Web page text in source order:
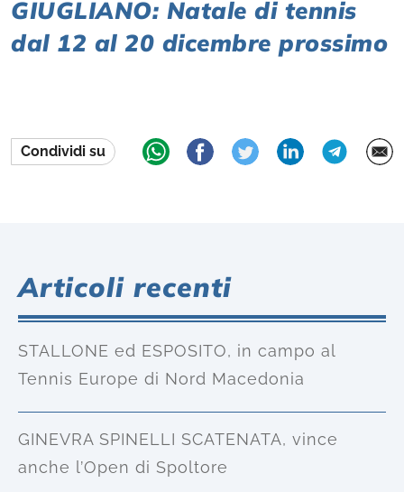
GIUGLIANO: Natale di tennis
dal 12 al 20 dicembre prossimo
Condividi su
Articoli recenti
STALLONE ed ESPOSITO, in campo al
Tennis Europe di Nord Macedonia
GINEVRA SPINELLI SCATENATA, vince
anche l’Open di Spoltore